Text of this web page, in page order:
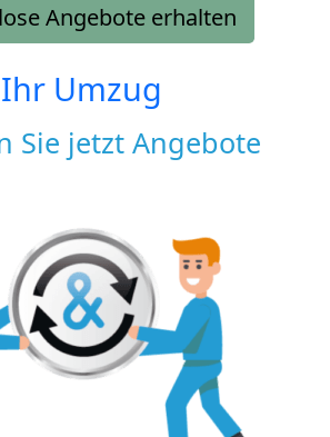
Angebote erhalten
Ihr Umzug
Sie jetzt Angebote